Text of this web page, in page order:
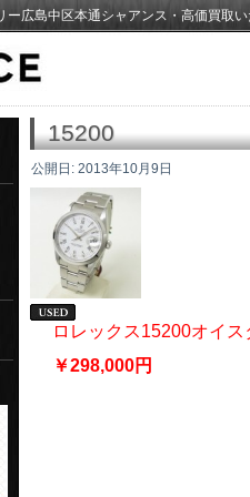
ー広島中区本通シャアンス・高価買取
15200
公開日: 2013年10月9日
ロレックス15200オイ
￥298,000円